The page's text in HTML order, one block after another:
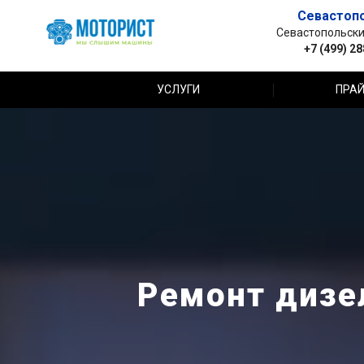
+7 (499)
УСЛУГИ
Ремонт